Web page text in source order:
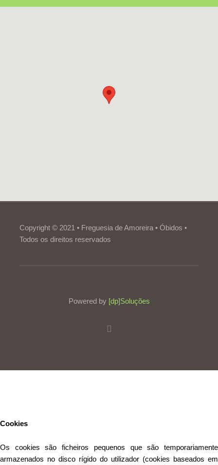
Copyright © 2021 • Freguesia de Amoreira • Óbidos •
Todos os direitos reservados
Powered by [dp]Soluções
Cookies
Os cookies são ficheiros pequenos que são temporariamente
armazenados no disco rígido do utilizador (cookies baseados em